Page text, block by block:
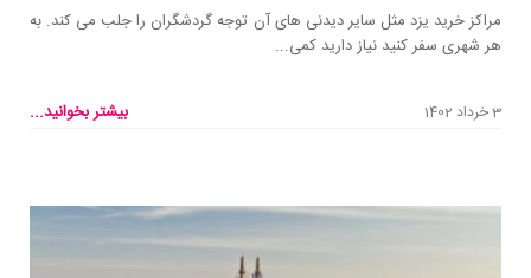
مراکز خرید یزد مثل سایر دیدنی های آن توجه گردشگران را جلب می کند. به
هر شهری سفر کنید نیاز دارید کمی...
3 خرداد 1402 بیشتر بخوانید...